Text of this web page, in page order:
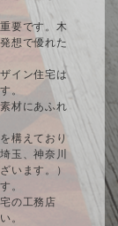
要です。木
想で優れた
イン住宅は
。
材にあふれ
構えており
玉、神奈川
います。）
。
の工務店
。